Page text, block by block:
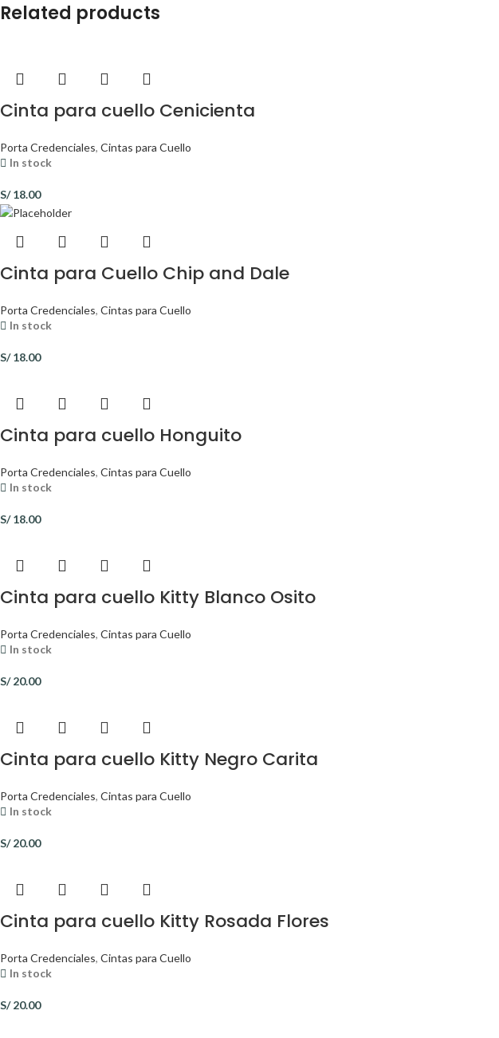
Related products
Cinta para cuello Cenicienta
Porta Credenciales, Cintas para Cuello
In stock
S/18.00
Cinta para Cuello Chip and Dale
Porta Credenciales, Cintas para Cuello
In stock
S/18.00
Cinta para cuello Honguito
Porta Credenciales, Cintas para Cuello
In stock
S/18.00
Cinta para cuello Kitty Blanco Osito
Porta Credenciales, Cintas para Cuello
In stock
S/20.00
Cinta para cuello Kitty Negro Carita
Porta Credenciales, Cintas para Cuello
In stock
S/20.00
Cinta para cuello Kitty Rosada Flores
Porta Credenciales, Cintas para Cuello
In stock
S/20.00